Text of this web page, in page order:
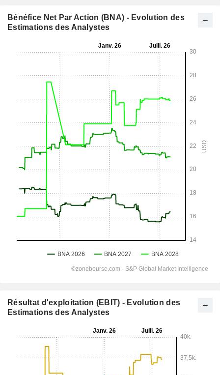
Bénéfice Net Par Action (BNA) - Evolution des
Estimations des Analystes
Résultat d'exploitation (EBIT) - Evolution des
Estimations des Analystes